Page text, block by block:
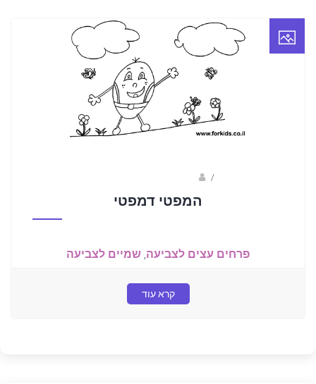
/
המפטי דמפטי
פרחים עצים לצביעה, שמיים לצביעה
קרא עוד